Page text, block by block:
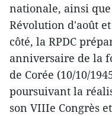
nationale, ainsi
Révolution d'août
côté, la RPDC
anniversaire de la
de Corée (10/10/
poursuivant la
son VIIIe Congrès